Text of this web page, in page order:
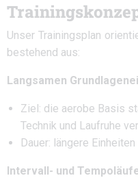
Unser Trainingsplan
bestehend aus:
Langsamen
Ziel: die aerobe Basis
Technik und Laufruhe
Dauer: längere
Intervall- und